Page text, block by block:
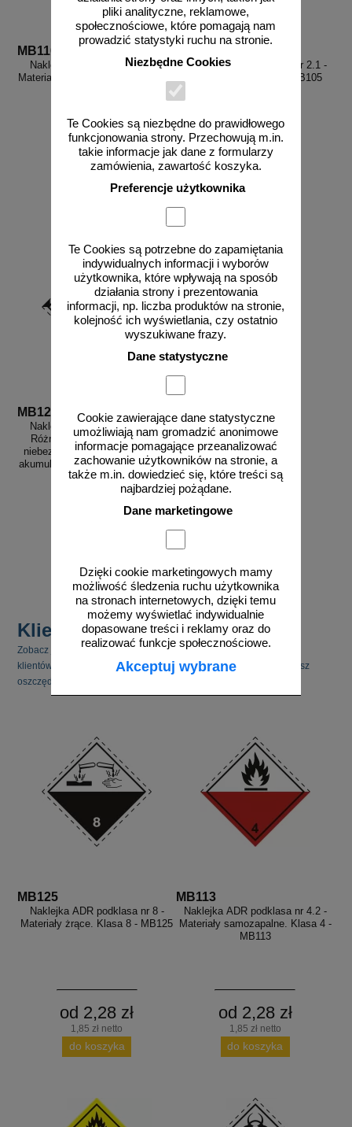
pliki analityczne, reklamowe,
społecznościowe, które pomagają nam
prowadzić statystyki ruchu na stronie.
Niezbędne Cookies
Te Cookies są niezbędne do prawidłowego
funkcjonowania strony. Przechowują m.in.
takie informacje jak dane z formularzy
zamówienia, zawartość koszyka.
Preferencje użytkownika
Te Cookies są potrzebne do zapamiętania
indywidualnych informacji i wyborów
użytkownika, które wpływają na sposób
działania strony i prezentowania
informacji, np. liczba produktów na stronie,
kolejność ich wyświetlania, czy ostatnio
wyszukiwane frazy.
Dane statystyczne
Cookie zawierające dane statystyczne
umożliwiają nam gromadzić anonimowe
informacje pomagające przeanalizować
zachowanie użytkowników na stronie, a
także m.in. dowiedzieć się, które treści są
najbardziej pożądane.
Dane marketingowe
Dzięki cookie marketingowych mamy
możliwość śledzenia ruchu użytkownika
na stronach internetowych, dzięki temu
możemy wyświetlać indywidualnie
dopasowane treści i reklamy oraz do
realizować funkcje społecznościowe.
Akceptuj wybrane
MB110
Naklejka ADR podklasa nr 3 -
Materiały ciekłe zapalne. Klasa 3 -
od 2,28 zł
1,85 zł netto
Naklejka ADR podklasa nr 2.1 -
Gazy palne. Klasa 2 - MB105
od 2,28 zł
1,85 zł netto
MB126a
Naklejka ADR podklasa nr 9 -
Różne materiały i przedmioty
niebezpieczne. Klasa 9 - ogniwa
akumulatory litowo-jonowe, z litem
metalicznym - MB126a
Klienci kupili również
Zobacz jakie inne produkty cieszyły się zainteresowaniem naszych
klientów. Pamiętaj, że kupując kilka produktów jednocześnie możesz
oszczędzić na kosztach transportu.
MB125
Naklejka ADR podklasa nr 8 -
Materiały żrące. Klasa 8 - MB125
od 2,28 zł
1,85 zł netto
do koszyka
MB113
Naklejka ADR podklasa nr 4.2 -
Materiały samozapalne. Klasa 4 -
MB113
od 2,28 zł
1,85 zł netto
do koszyka